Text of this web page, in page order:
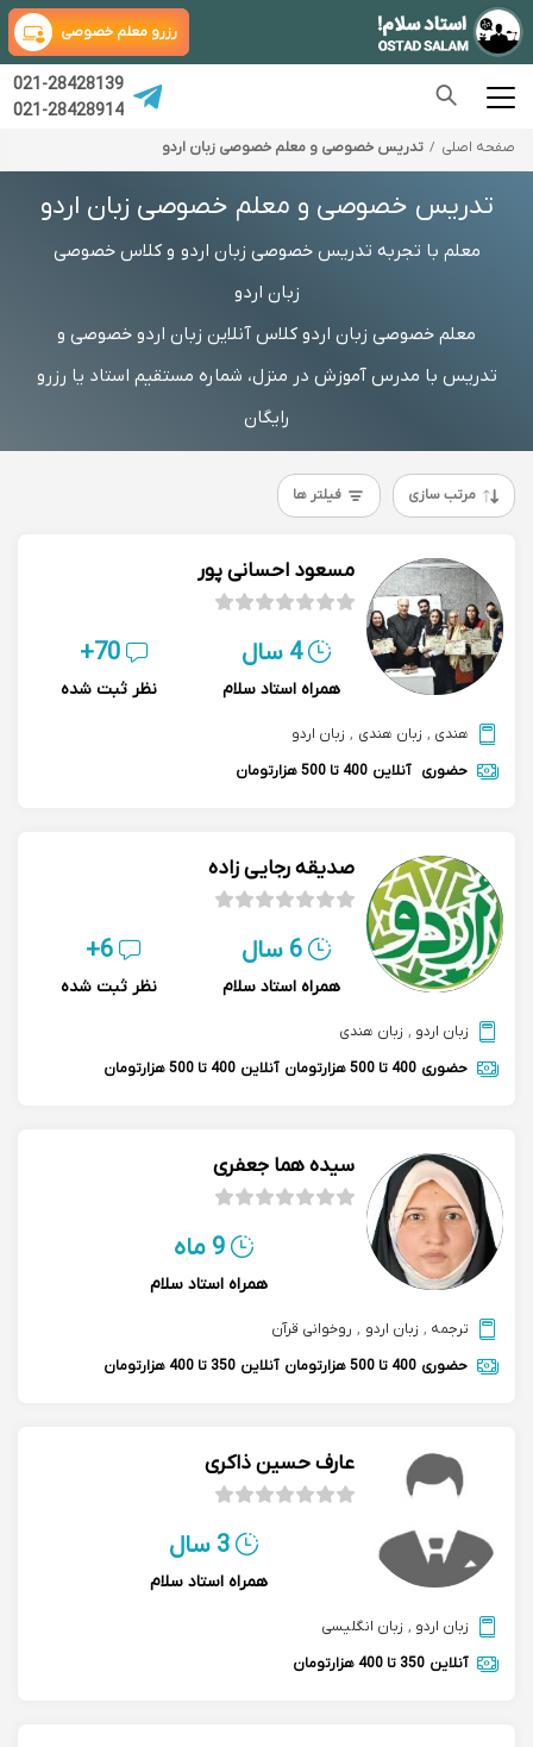
رزرو معلم خصوصی
021-28428139
021-28428914
صفحه اصلی تدریس خصوصی و معلم خصوصی زبان اردو
تدریس خصوصی و معلم خصوصی زبان اردو
معلم با تجربه تدریس خصوصی زبان اردو و کلاس خصوصی
زبان اردو
معلم خصوصی زبان اردو کلاس آنلاین زبان اردو خصوصی و
تدریس با مدرس آموزش در منزل، شماره مستقیم استاد یا رزرو
رایگان
مرتب سازی فیلتر ها
مسعود احسانی پور
4 سال
همراه استاد سلام
70+
نظر ثبت شده
هندی , زبان هندی , زبان اردو
حضوری
آنلاین 400 تا 500 هزارتومان
صدیقه رجایی زاده
6 سال
همراه استاد سلام
6+
نظر ثبت شده
زبان اردو , زبان هندی
حضوری 400 تا 500 هزارتومان آنلاین 400 تا 500 هزارتومان
سیده هما جعفری
9 ماه
همراه استاد سلام
ترجمه , زبان اردو , روخوانی قرآن
حضوری 400 تا 500 هزارتومان آنلاین 350 تا 400 هزارتومان
عارف حسین ذاکری
3 سال
همراه استاد سلام
زبان اردو , زبان انگلیسی
آنلاین 350 تا 400 هزارتومان